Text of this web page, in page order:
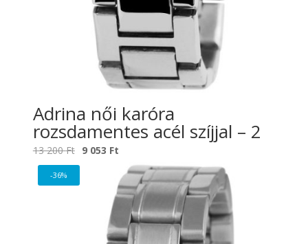
Adrina női karóra
rozsdamentes acél szíjjal – 2
13 200Ft Original
price
was:
9 053 Ft
price
is:
9
053 Ft.
-36%